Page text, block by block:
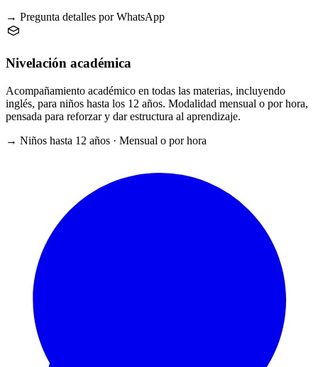
→ Pregunta detalles por WhatsApp
Nivelación académica
Acompañamiento académico en todas las materias, incluyendo
inglés, para niños hasta los 12 años. Modalidad mensual o por hora,
pensada para reforzar y dar estructura al aprendizaje.
→ Niños hasta 12 años · Mensual o por hora